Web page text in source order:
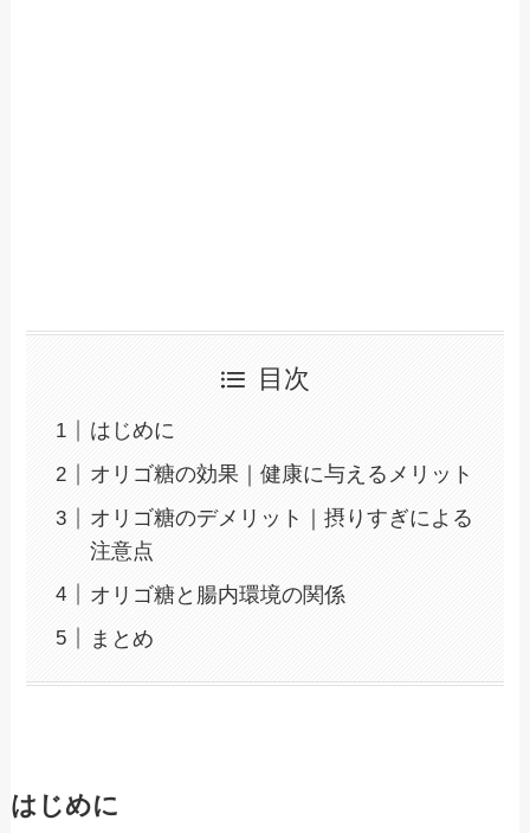
目次
はじめに
オリゴ糖の効果｜健康に与えるメリット
オリゴ糖のデメリット｜摂りすぎによる
注意点
オリゴ糖と腸内環境の関係
まとめ
はじめに